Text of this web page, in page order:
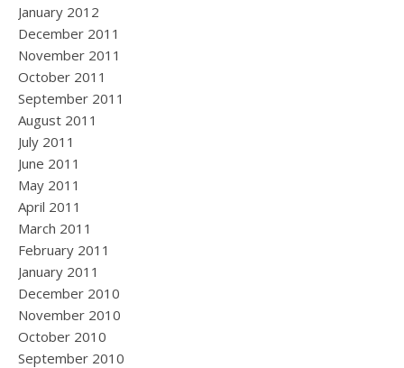
January 2012
December 2011
November 2011
October 2011
September 2011
August 2011
July 2011
June 2011
May 2011
April 2011
March 2011
February 2011
January 2011
December 2010
November 2010
October 2010
September 2010